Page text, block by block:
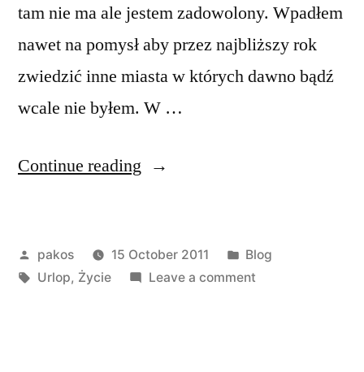
tam nie ma ale jestem zadowolony. Wpadłem
nawet na pomysł aby przez najbliższy rok
zwiedzić inne miasta w których dawno bądź
wcale nie byłem. W …
Continue reading “Wisła”
Posted
by
pakos 15 October 2011
Posted
in
Blog
Tags:
Urlop, Życie Leave a commenton